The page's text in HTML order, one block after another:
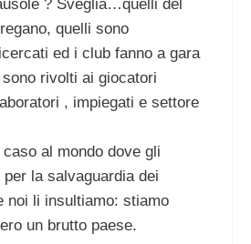
? Sveglia…quelli del
quelli sono
ed i club fanno a gara
rivolti ai giocatori
, impiegati e settore
caso al mondo dove gli
la salvaguardia dei
noi li insultiamo: stiamo
un brutto paese.